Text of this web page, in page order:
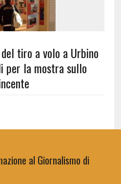
tiro a volo a Urbino
per la mostra sullo
al Giornalismo di